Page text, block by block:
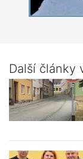
Další články